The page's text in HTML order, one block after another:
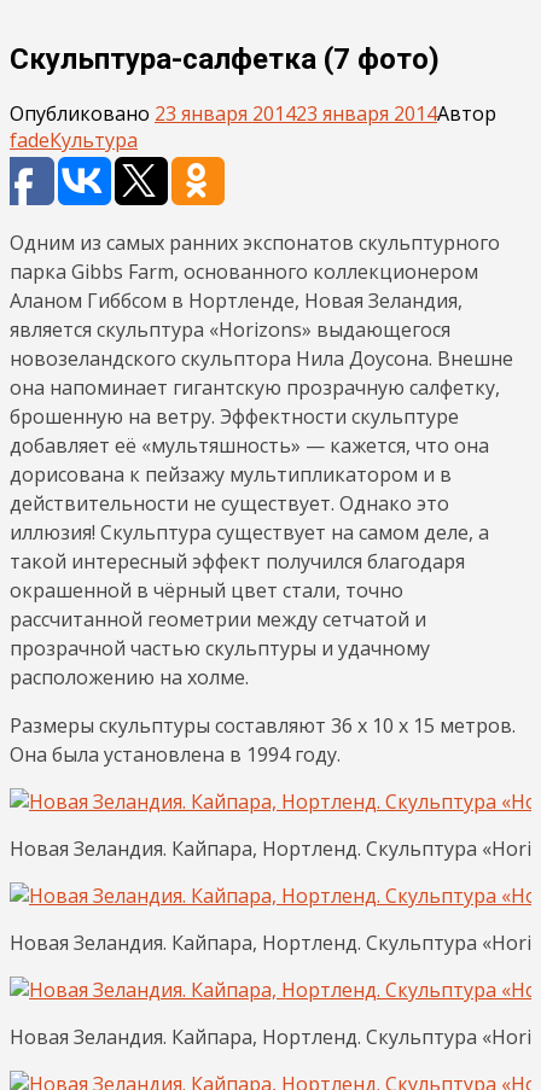
Скульптура-салфетка (7 фото)
Опубликовано 23 января 201423 января 2014Автор
fadeКультура
Одним из самых ранних экспонатов скульптурного
парка Gibbs Farm, основанного коллекционером
Аланом Гиббсом в Нортленде, Новая Зеландия,
является скульптура «Horizons» выдающегося
новозеландского скульптора Нила Доусона. Внешне
она напоминает гигантскую прозрачную салфетку,
брошенную на ветру. Эффектности скульптуре
добавляет её «мультяшность» — кажется, что она
дорисована к пейзажу мультипликатором и в
действительности не существует. Однако это
иллюзия! Скульптура существует на самом деле, а
такой интересный эффект получился благодаря
окрашенной в чёрный цвет стали, точно
рассчитанной геометрии между сетчатой и
прозрачной частью скульптуры и удачному
расположению на холме.
Размеры скульптуры составляют 36 x 10 x 15 метров.
Она была установлена в 1994 году.
Новая Зеландия. Кайпара, Нортленд. Скульптура
Новая Зеландия. Кайпара, Нортленд. Скульптура
Новая Зеландия. Кайпара, Нортленд. Скульптура